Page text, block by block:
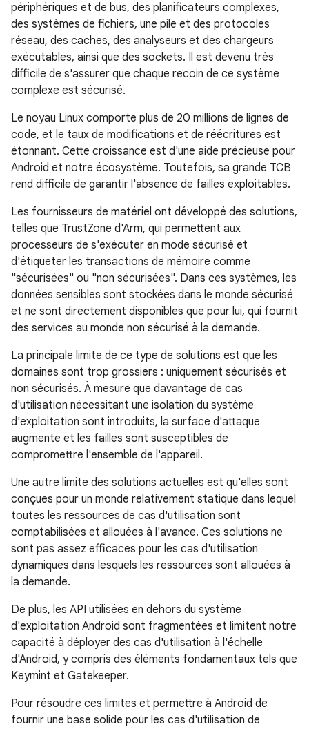
périphériques et de bus, des planificateurs complexes,
des systèmes de fichiers, une pile et des protocoles
réseau, des caches, des analyseurs et des chargeurs
exécutables, ainsi que des sockets. Il est devenu très
difficile de s'assurer que chaque recoin de ce système
complexe est sécurisé.
Le noyau Linux comporte plus de 20 millions de lignes de
code, et le taux de modifications et de réécritures est
étonnant. Cette croissance est d'une aide précieuse pour
Android et notre écosystème. Toutefois, sa grande TCB
rend difficile de garantir l'absence de failles exploitables.
Les fournisseurs de matériel ont développé des solutions,
telles que TrustZone d'Arm, qui permettent aux
processeurs de s'exécuter en mode sécurisé et
d'étiqueter les transactions de mémoire comme
"sécurisées" ou "non sécurisées". Dans ces systèmes, les
données sensibles sont stockées dans le monde sécurisé
et ne sont directement disponibles que pour lui, qui fournit
des services au monde non sécurisé à la demande.
La principale limite de ce type de solutions est que les
domaines sont trop grossiers : uniquement sécurisés et
non sécurisés. À mesure que davantage de cas
d'utilisation nécessitant une isolation du système
d'exploitation sont introduits, la surface d'attaque
augmente et les failles sont susceptibles de
compromettre l'ensemble de l'appareil.
Une autre limite des solutions actuelles est qu'elles sont
conçues pour un monde relativement statique dans lequel
toutes les ressources de cas d'utilisation sont
comptabilisées et allouées à l'avance. Ces solutions ne
sont pas assez efficaces pour les cas d'utilisation
dynamiques dans lesquels les ressources sont allouées à
la demande.
De plus, les API utilisées en dehors du système
d'exploitation Android sont fragmentées et limitent notre
capacité à déployer des cas d'utilisation à l'échelle
d'Android, y compris des éléments fondamentaux tels que
Keymint et Gatekeeper.
Pour résoudre ces limites et permettre à Android de
fournir une base solide pour les cas d'utilisation de